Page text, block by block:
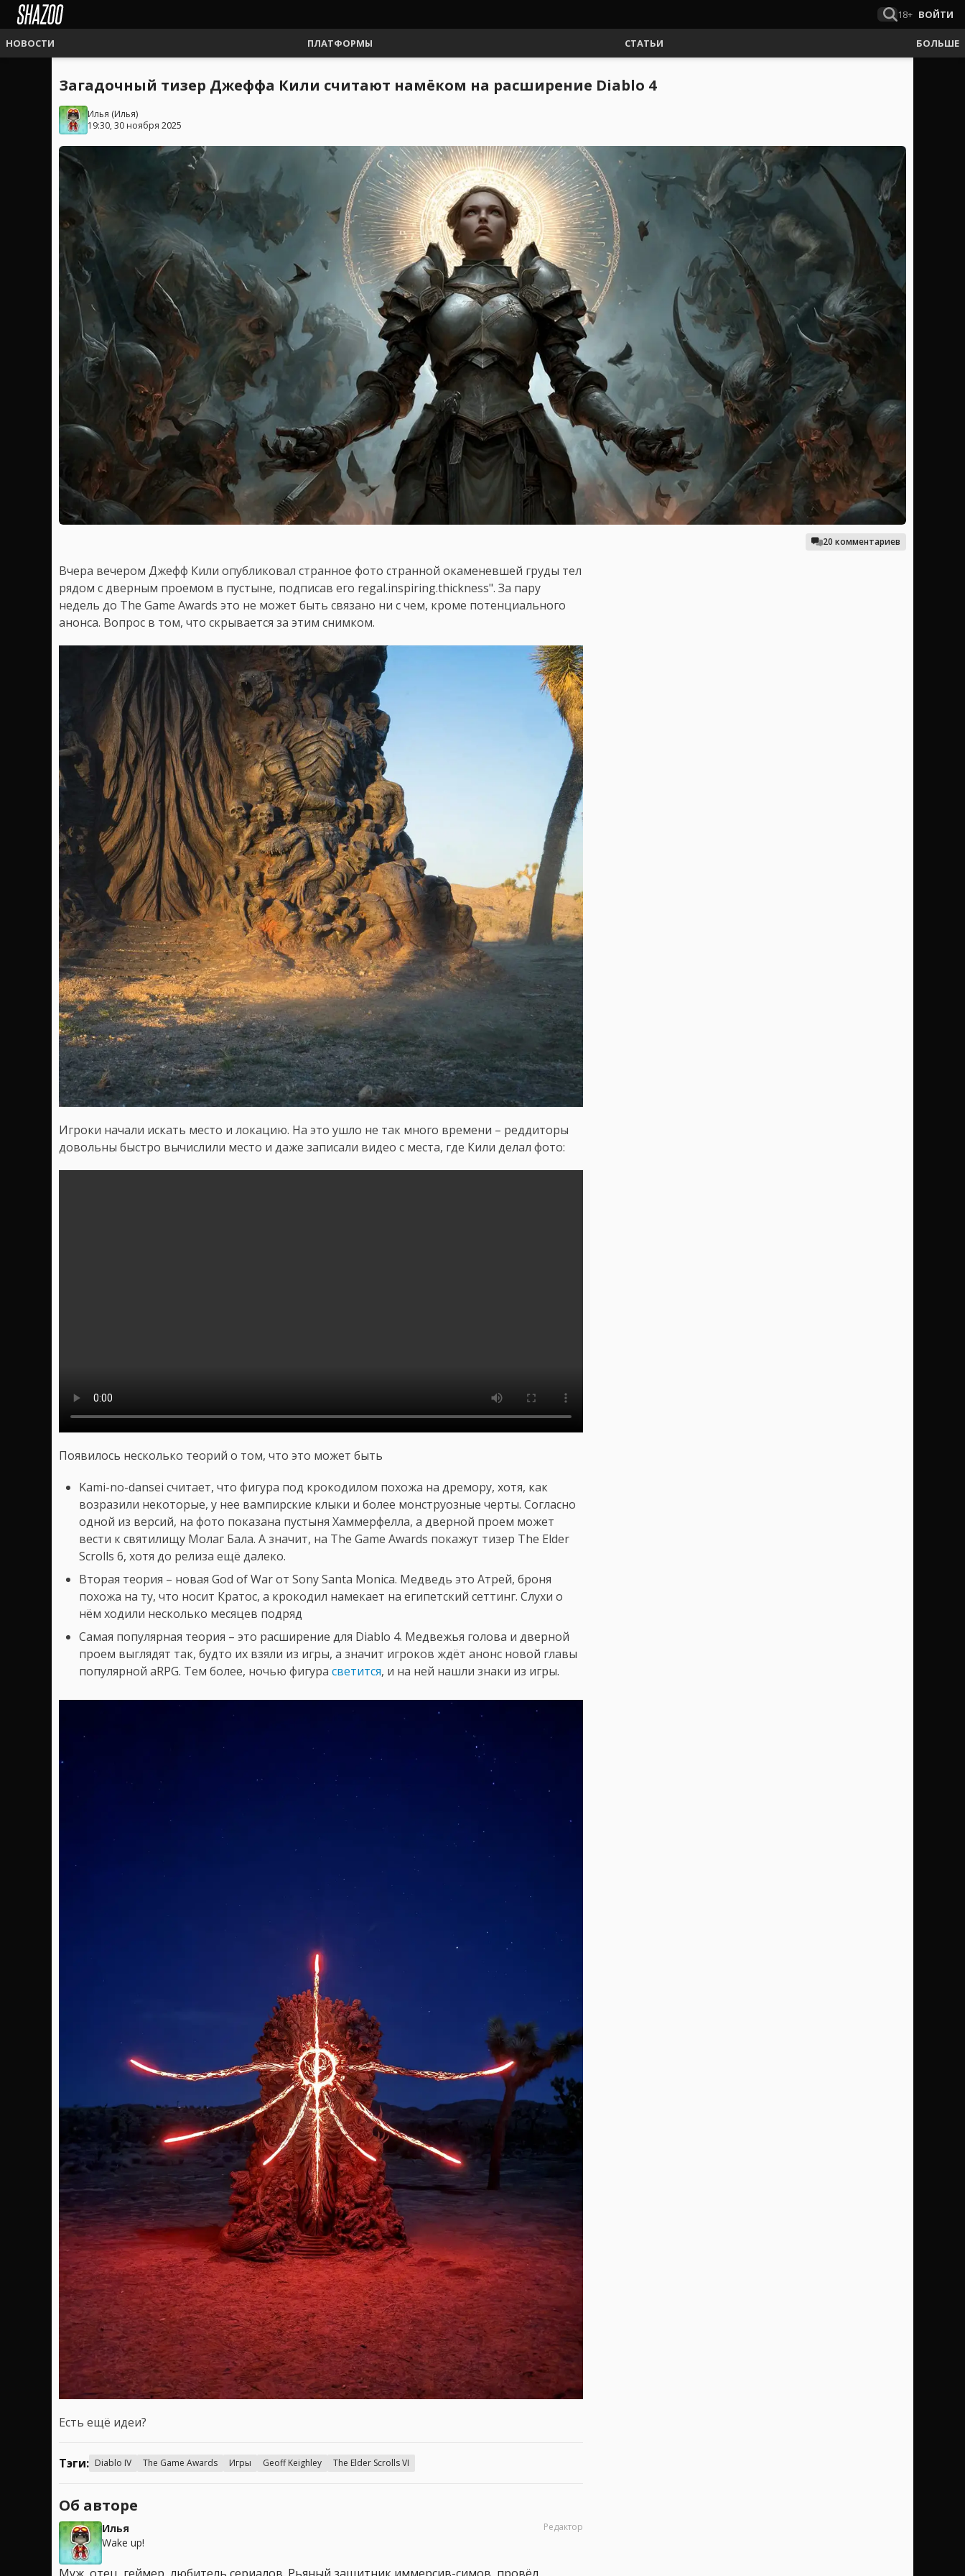
18+ ВОЙТИ
НОВОСТИ ПЛАТФОРМЫ СТАТЬИ БОЛЬШЕ
Загадочный тизер Джеффа Кили считают намёком на расширение Diablo 4
Илья (Илья)
19:30, 30 ноября 2025
20 комментариев
Вчера вечером Джефф Кили опубликовал странное фото странной окаменевшей груды тел
рядом с дверным проемом в пустыне, подписав его regal.inspiring.thickness". За пару
недель до The Game Awards это не может быть связано ни с чем, кроме потенциального
анонса. Вопрос в том, что скрывается за этим снимком.
Игроки начали искать место и локацию. На это ушло не так много времени – реддиторы
довольны быстро вычислили место и даже записали видео с места, где Кили делал фото:
Появилось несколько теорий о том, что это может быть
Kami-no-dansei считает, что фигура под крокодилом похожа на дремору, хотя, как
возразили некоторые, у нее вампирские клыки и более монструозные черты. Согласно
одной из версий, на фото показана пустыня Хаммерфелла, а дверной проем может
вести к святилищу Молаг Бала. А значит, на The Game Awards покажут тизер The Elder
Scrolls 6, хотя до релиза ещё далеко.
Вторая теория – новая God of War от Sony Santa Monica. Медведь это Атрей, броня
похожа на ту, что носит Кратос, а крокодил намекает на египетский сеттинг. Слухи о
нём ходили несколько месяцев подряд
Самая популярная теория – это расширение для Diablo 4. Медвежья голова и дверной
проем выглядят так, будто их взяли из игры, а значит игроков ждёт анонс новой главы
популярной aRPG. Тем более, ночью фигура светится, и на ней нашли знаки из игры.
Есть ещё идеи?
Тэги: Diablo IV The Game Awards Игры Geoff Keighley The Elder Scrolls VI
Об авторе
Илья
Wake up!
Редактор